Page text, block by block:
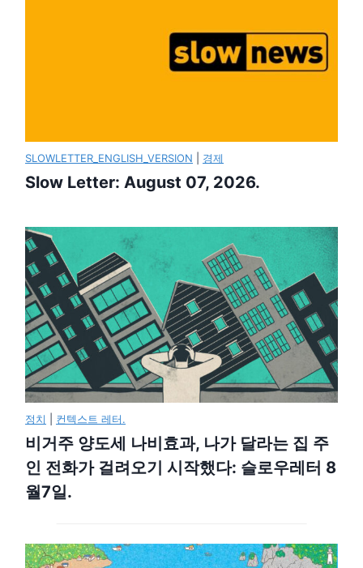
SLOWLETTER_ENGLISH_VERSION 경제
Slow Letter: August 07, 2026.
정치 컨텍스트 레터.
비거주 양도세 나비효과, 나가 달라는 집 주
인 전화가 걸려오기 시작했다: 슬로우레터 8
월7일.